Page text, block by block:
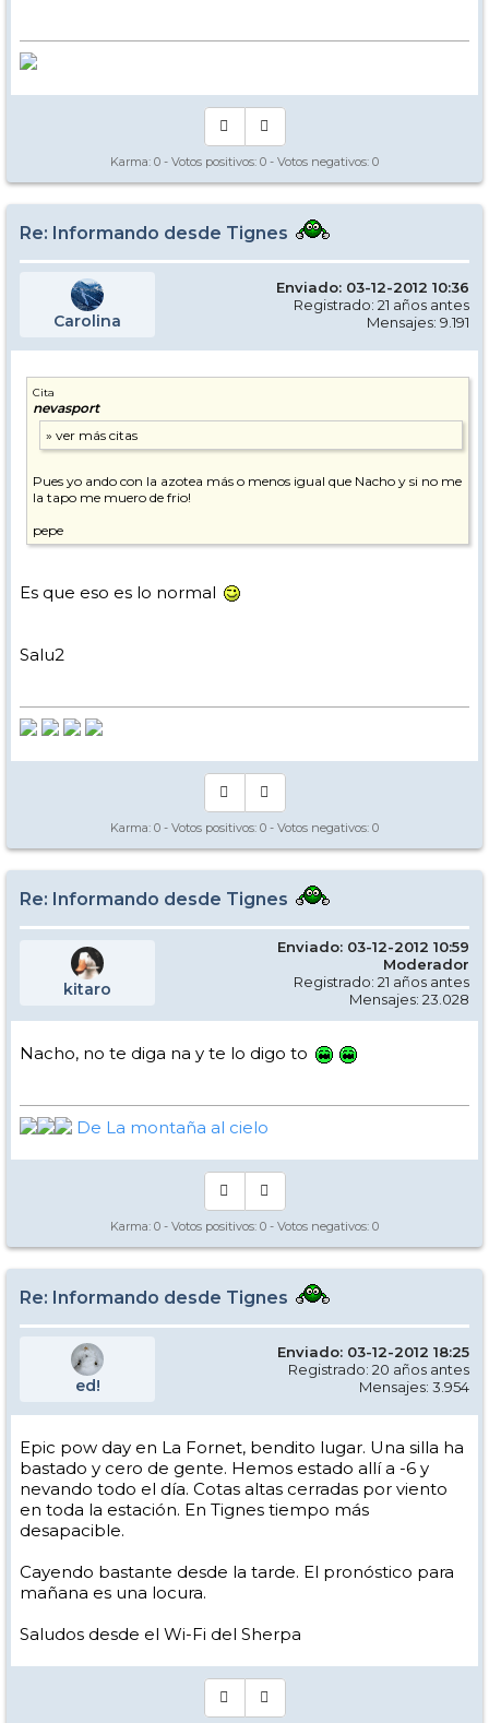
Karma: 0 - Votos positivos: 0 - Votos negativos: 0
Re: Informando desde Tignes
Carolina
Enviado: 03-12-2012 10:36
Registrado: 21 años antes
Mensajes: 9.191
Cita
nevasport
Pues yo ando con la azotea más o menos igual que Nacho y si no me
la tapo me muero de frio!
pepe
Es que eso es lo normal
Salu2
Karma: 0 - Votos positivos: 0 - Votos negativos: 0
Re: Informando desde Tignes
kitaro
Enviado: 03-12-2012 10:59
Moderador
Registrado: 21 años antes
Mensajes: 23.028
Nacho, no te diga na y te lo digo to
De La montaña al cielo
Karma: 0 - Votos positivos: 0 - Votos negativos: 0
Re: Informando desde Tignes
ed!
Enviado: 03-12-2012 18:25
Registrado: 20 años antes
Mensajes: 3.954
Epic pow day en La Fornet, bendito lugar. Una silla ha
bastado y cero de gente. Hemos estado allí a -6 y
nevando todo el día. Cotas altas cerradas por viento
en toda la estación. En Tignes tiempo más
desapacible.
Cayendo bastante desde la tarde. El pronóstico para
mañana es una locura.
Saludos desde el Wi-Fi del Sherpa